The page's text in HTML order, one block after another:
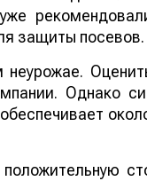
защиты посевов.
Однако